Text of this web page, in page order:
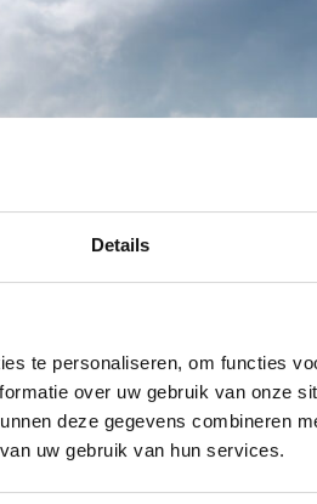
Details
te personaliseren, om functies
over uw gebruik van onze
deze gegevens combineren
uw gebruik van hun services.